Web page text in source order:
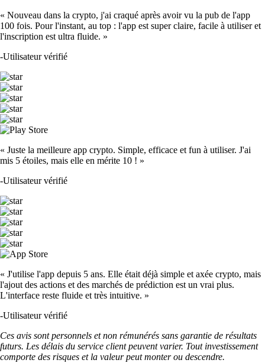
« Nouveau dans la crypto, j'ai craqué après avoir vu la pub de l'app
100 fois. Pour l'instant, au top : l'app est super claire, facile à utiliser et
l'inscription est ultra fluide. »
-Utilisateur vérifié
« Juste la meilleure app crypto. Simple, efficace et fun à utiliser. J'ai
mis 5 étoiles, mais elle en mérite 10 ! »
-Utilisateur vérifié
« J'utilise l'app depuis 5 ans. Elle était déjà simple et axée crypto, mais
l'ajout des actions et des marchés de prédiction est un vrai plus.
L'interface reste fluide et très intuitive. »
-Utilisateur vérifié
Ces avis sont personnels et non rémunérés sans garantie de résultats
futurs. Les délais du service client peuvent varier. Tout investissement
comporte des risques et la valeur peut monter ou descendre.